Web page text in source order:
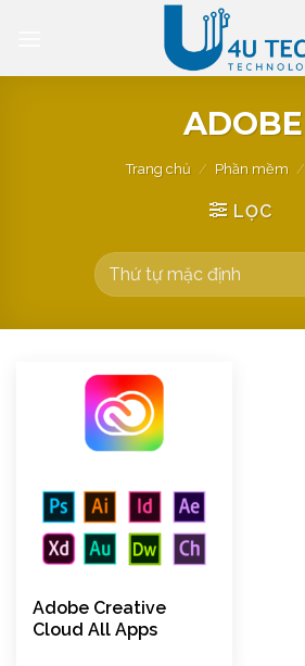
ADOBE
Trang chủ / Phần mềm /
LỌC
Adobe Creative
Cloud All Apps